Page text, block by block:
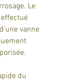
Le
vanne
du